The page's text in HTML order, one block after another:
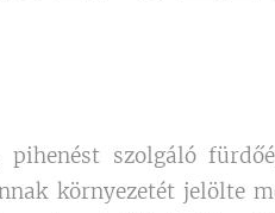
pihenést szolgáló
környezetét jelölte